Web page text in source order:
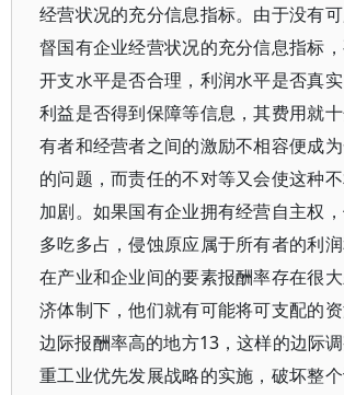
经营状况的充分信息指标。由于没有
督国有企业经营状况的充分信息指标
开支水平是否合理，利润水平是否真
利益是否得到保障等信息，其费用就
有者和经营者之间的激励不相容便成
的问题，而责任的不对等又会使这种
加剧。如果国有企业拥有经营自主权
多吃多占，侵蚀原应属于所有者的利
在产业和企业间的要素报酬率存在很
济体制下，他们就有可能将可支配的
边际报酬率高的地方13，这样的边际
重工业优先发展战略的实施，破坏整